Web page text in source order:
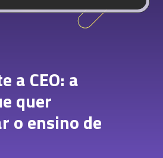
a CEO: a
quer
o ensino de